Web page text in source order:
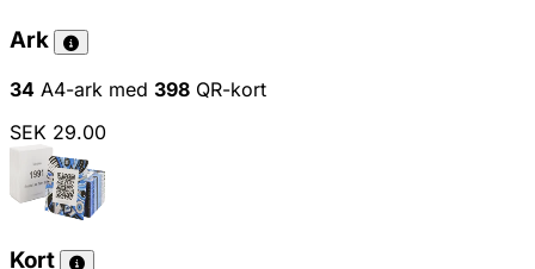
Ark
34 A4-ark med 398 QR-kort
SEK 29.00
Kort